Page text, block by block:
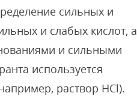
сильных и
и слабых кислот, а
и сильными
используется
раствор HCl).